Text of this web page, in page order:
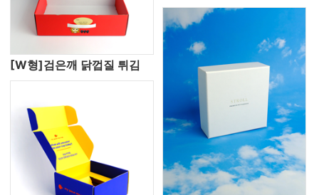
[W형]검은깨 닭껍질 튀김